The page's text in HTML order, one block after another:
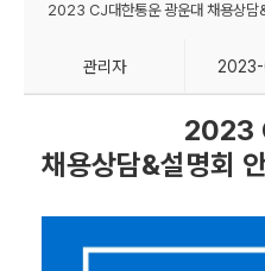
2023 CJ대한통운 광운대 채용상담
관리자
2023 CJ대
채용상담&설명회